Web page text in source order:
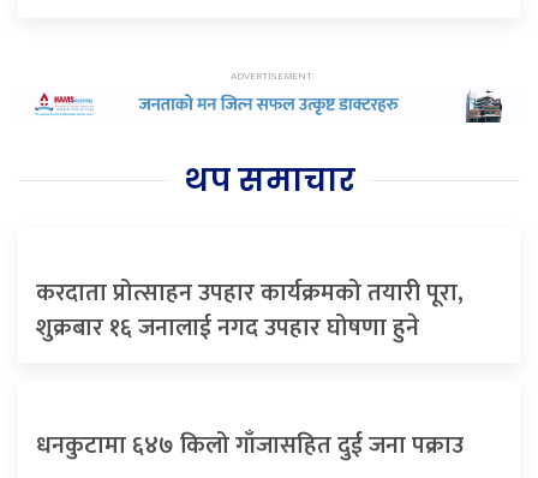
थप समाचार
करदाता प्रोत्साहन उपहार कार्यक्रमको तयारी पूरा,
शुक्रबार १६ जनालाई नगद उपहार घोषणा हुने
धनकुटामा ६४७ किलो गाँजासहित दुई जना पक्राउ